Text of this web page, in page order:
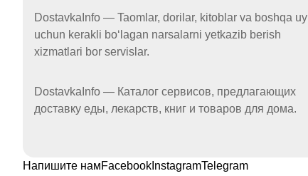
DostavkaInfo — Taomlar, dorilar, kitoblar va boshqa uy
uchun kerakli boʻlagan narsalarni yetkazib berish
xizmatlari bor servislar.
DostavkaInfo — Каталог сервисов, предлагающих
доставку еды, лекарств, книг и товаров для дома.
Напишите намFacebook InstagramTelegram